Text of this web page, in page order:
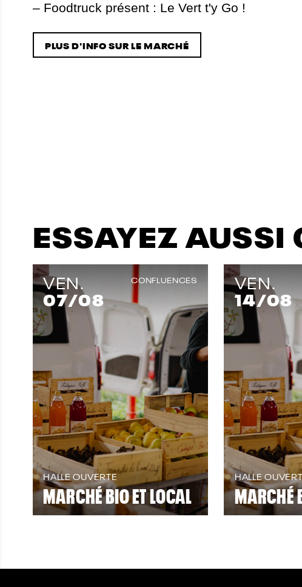
– Foodtruck présent : Le Vert t'y Go !
PLUS D'INFO SUR LE MARCHÉ
ESSAYEZ AUSSI
VEN.
07/08
CONFLUENCES
HALLE OUVERTE
MARCHÉ BIO ET LOCAL
VEN.
14/08
HALLE
MARCHÉ